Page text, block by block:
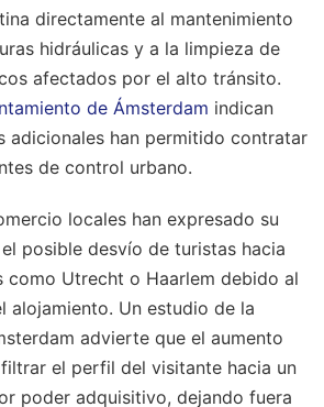
directamente al mantenimiento
hidráulicas y a la limpieza de
afectados por el alto tránsito.
de Ámsterdam indican
adicionales han permitido contratar
de control urbano.
locales han expresado su
posible desvío de turistas hacia
como Utrecht o Haarlem debido al
alojamiento. Un estudio de la
advierte que el aumento
el perfil del visitante hacia un
poder adquisitivo, dejando fuera